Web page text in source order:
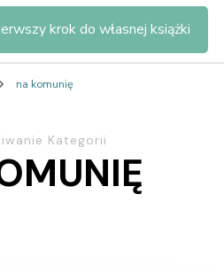
krok do własnej książki
na komunię
Kategorii